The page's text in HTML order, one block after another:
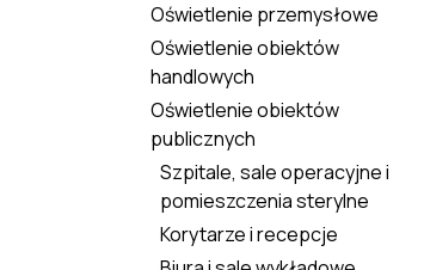
Oświetlenie przemysłowe
Oświetlenie obiektów
handlowych
Oświetlenie obiektów
publicznych
Szpitale, sale operacyjne i
pomieszczenia sterylne
Korytarze i recepcje